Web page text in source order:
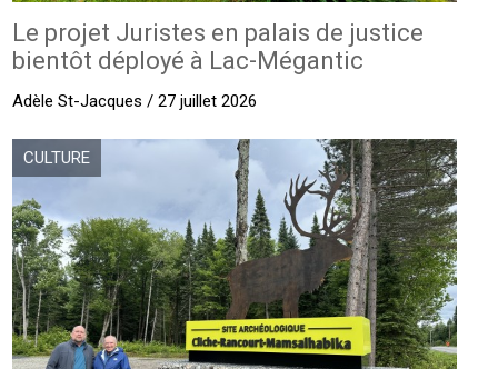
Le projet Juristes en palais de justice
bientôt déployé à Lac-Mégantic
Adèle St-Jacques / 27 juillet 2026
CULTURE